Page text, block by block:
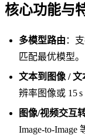
核心功能与
多模型路由 ：
匹配最优模型。
文本到图像 / 文
辨率图像或 15 s
图像/视频交互
Image‑to‑Image